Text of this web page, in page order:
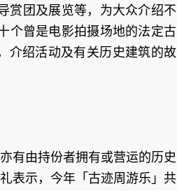
赏团及展览等，为大众介绍不
个曾是电影拍摄场地的法定古
介绍活动及有关历史建筑的故
有由持份者拥有或营运的历史
表示，今年「古迹周游乐」共